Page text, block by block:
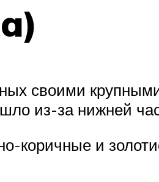
своими
из-за нижней
коричные и